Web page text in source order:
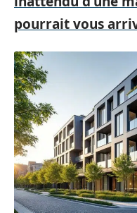
pourrait vous